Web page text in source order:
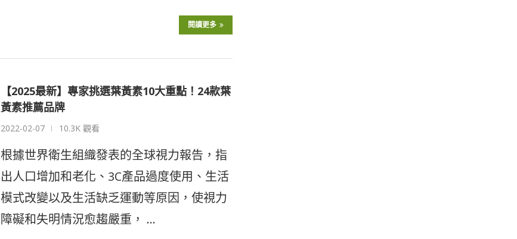
閱讀更多
【2025最新】專家挑選葉黃素10大重點！24款葉
黃素推薦品牌
2022-02-07 10.3K 觀看
根據世界衛生組織發表的全球視力報告，指
出人口增加和老化、3C產品過度使用、生活
模式改變以及生活缺乏運動等原因，使視力
障礙和失明情況愈趨嚴重， …